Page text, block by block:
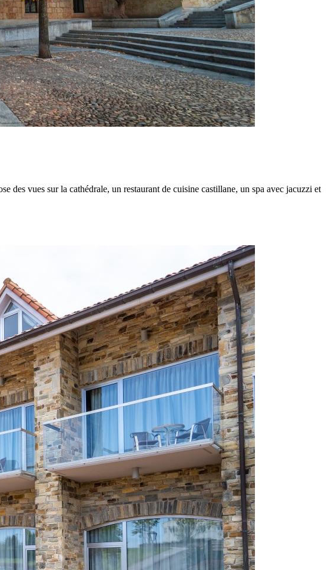
des vues sur la cathédrale, un restaurant de cuisine castillane, un spa avec jacuzzi et